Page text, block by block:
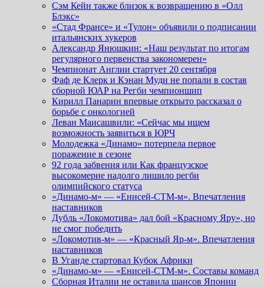
Сэм Кейн также близок к возвращению в «Олл
Блэкс»
«Стад Франсе» и «Тулон» объявили о подписании
итальянских хукеров
Александр Янюшкин: «Наш результат по итогам
регулярного первенства закономерен»
Чемпионат Англии стартует 20 сентября
Фаф де Клерк и Кэнан Муди не попали в состав
сборной ЮАР на Регби чемпионшип
Кирилл Панарин впервые открыто рассказал о
борьбе с онкологией
Леван Маисашвили: «Сейчас мы ищем
возможность заявиться в ЮРЧ
Молодежка «Динамо» потерпела первое
поражение в сезоне
92 года забвения или Как французское
высокомерие надолго лишило регби
олимпийского статуса
«Динамо-м» — «Енисей-СТМ-м». Впечатления
наставников
Дубль «Локомотива» дал бой «Красному Яру», но
не смог победить
«Локомотив-м» — «Красный Яр-м». Впечатления
наставников
В Уганде стартовал Кубок Африки
«Динамо-м» — «Енисей-СТМ-м». Составы команд
Сборная Италии не оставила шансов Японии